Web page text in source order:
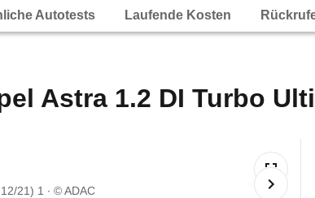
Autotests Laufende Kosten
Astra 1.2 DI Turbo
21) 1 © ADAC